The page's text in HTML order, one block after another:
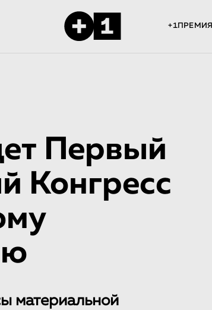
+1ПРЕМИЯ
Первый
Конгресс
материальной